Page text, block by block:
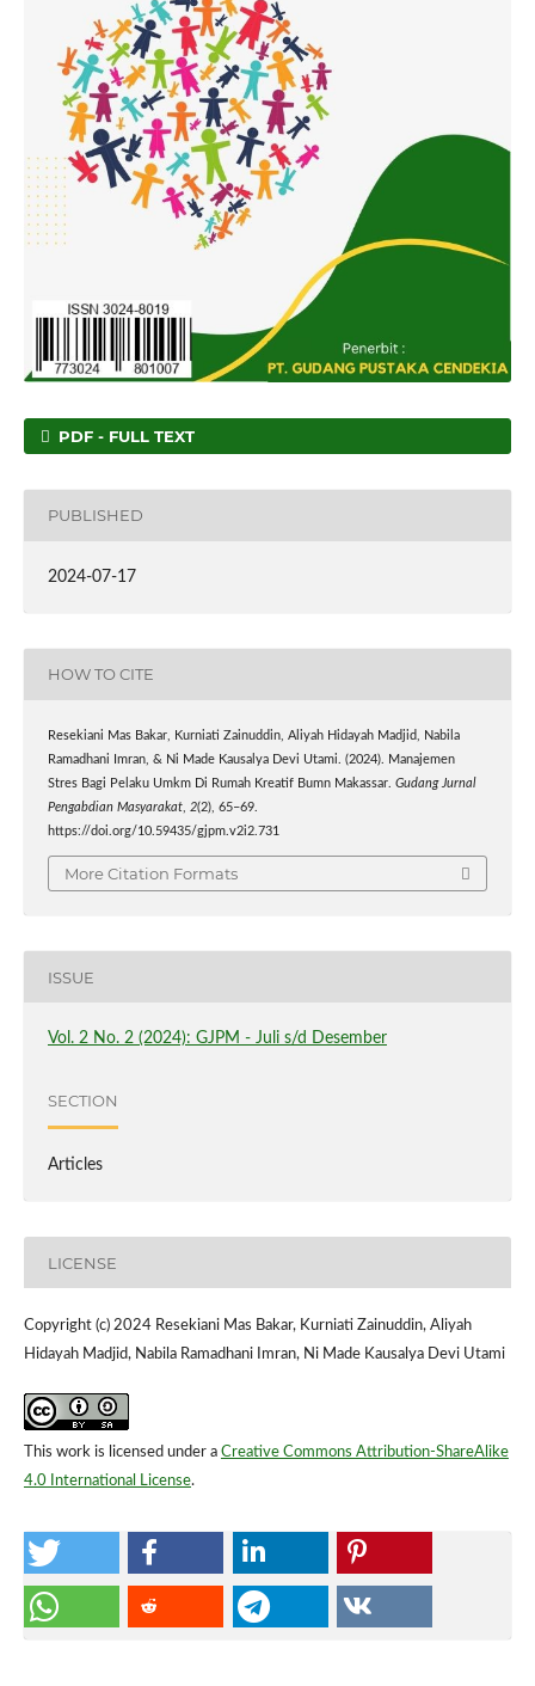
PDF - FULL TEXT
PUBLISHED
2024-07-17
HOW TO CITE
Resekiani Mas Bakar, Kurniati Zainuddin, Aliyah Hidayah Madjid, Nabila
Ramadhani Imran, & Ni Made Kausalya Devi Utami. (2024). Manajemen
Stres Bagi Pelaku Umkm Di Rumah Kreatif Bumn Makassar. Gudang Jurnal
Pengabdian Masyarakat, 2(2), 65–69.
https://doi.org/10.59435/gjpm.v2i2.731
More Citation Formats
ISSUE
Vol. 2 No. 2 (2024): GJPM - Juli s/d Desember
SECTION
Articles
LICENSE
Copyright (c) 2024 Resekiani Mas Bakar, Kurniati Zainuddin, Aliyah
Hidayah Madjid, Nabila Ramadhani Imran, Ni Made Kausalya Devi Utami
This work is licensed under a Creative Commons Attribution-ShareAlike
4.0 International License.